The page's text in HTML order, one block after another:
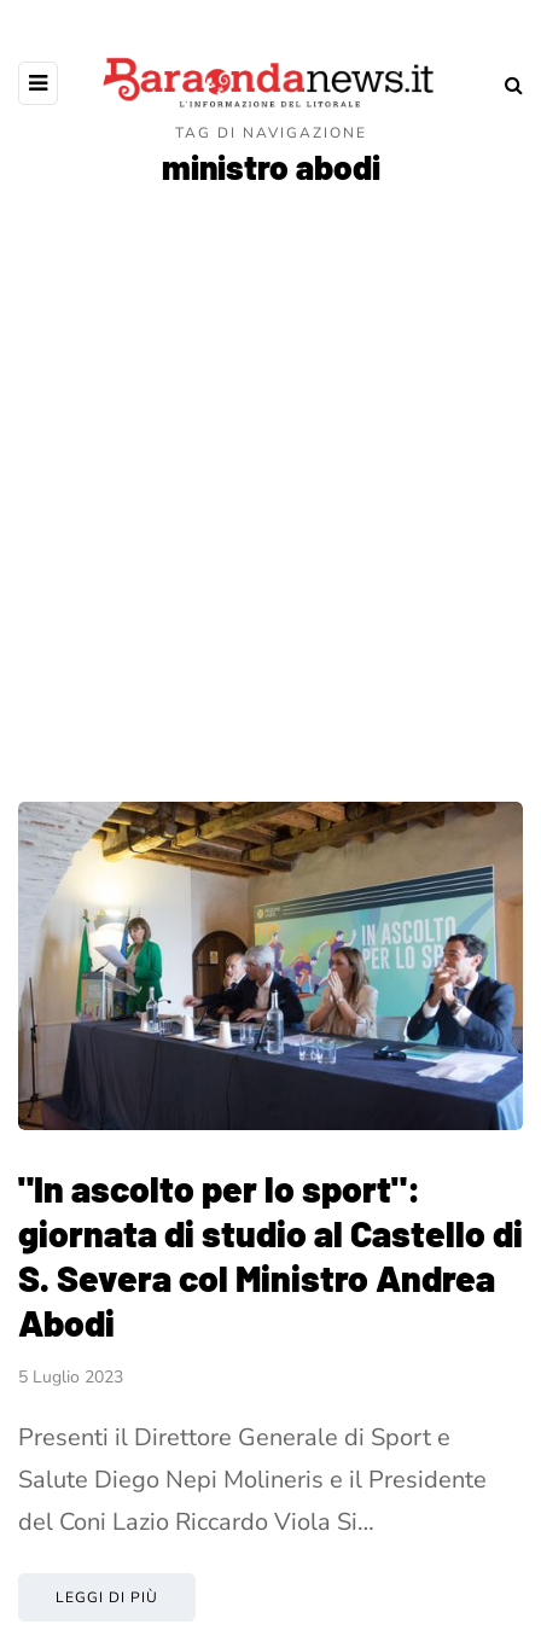
TAG DI NAVIGAZIONE
ministro abodi
"In ascolto per lo sport":
giornata di studio al Castello di
S. Severa col Ministro Andrea
Abodi
5 Luglio 2023
Presenti il Direttore Generale di Sport e
Salute Diego Nepi Molineris e il Presidente
del Coni Lazio Riccardo Viola Si…
LEGGI DI PIÙ